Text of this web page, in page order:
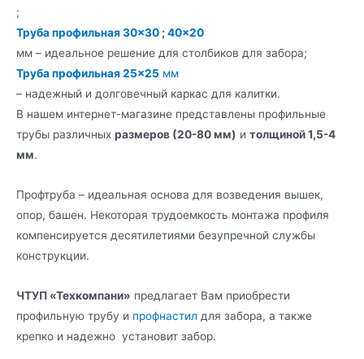
;
Труба профильная 30×30 ;40×20
мм – идеальное решение для столбиков для забора;
Труба профильная 25×25 мм
– надежный и долговечный каркас для калитки.
В нашем интернет-магазине представлены профильные
трубы различных размеров (20-80 мм) и толщиной 1,5-4
мм.
Профтруба – идеальная основа для возведения вышек,
опор, башен. Некоторая трудоемкость монтажа профиля
компенсируется десятилетиями безупречной службы
конструкции.
ЧТУП «Техкомпани» предлагает Вам приобрести
профильную трубу и профнастил для забора, а также
крепко и надежно установит забор.